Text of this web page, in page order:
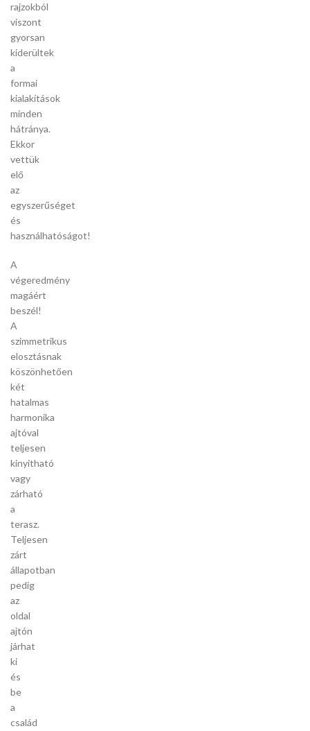
rajzokból
viszont
gyorsan
kiderültek
a
formai
kialakítások
minden
hátránya.
Ekkor
vettük
elő
az
egyszerűséget
és
használhatóságot!
A
végeredmény
magáért
beszél!
A
szimmetrikus
elosztásnak
köszönhetően
két
hatalmas
harmonika
ajtóval
teljesen
kinyitható
vagy
zárható
a
terasz.
Teljesen
zárt
állapotban
pedig
az
oldal
ajtón
járhat
ki
és
be
a
család